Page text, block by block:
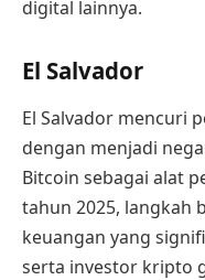
digital lainnya.
El Salvador
El Salvador mencuri
dengan menjadi
Bitcoin sebagai alat
tahun 2025, langkah
keuangan yang
serta investor kripto